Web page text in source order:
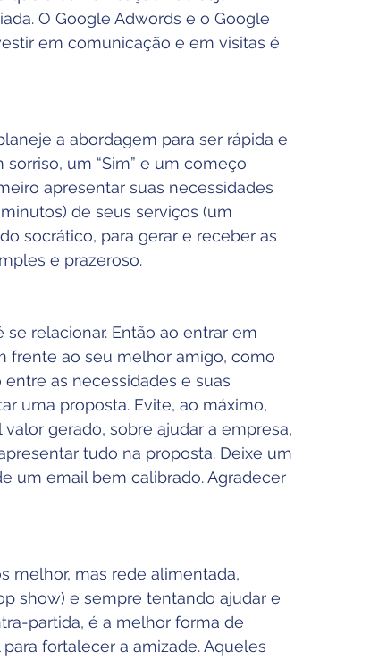
O Google Adwords e o Google
em comunicação e em visitas é
a abordagem para ser rápida e
um “Sim” e um começo
apresentar suas necessidades
de seus serviços (um
socrático, para gerar e receber as
e prazeroso.
relacionar. Então ao entrar em
frente ao seu melhor amigo, como
as necessidades e suas
uma proposta. Evite, ao máximo,
gerado, sobre ajudar a empresa,
tudo na proposta. Deixe um
um email bem calibrado. Agradecer
melhor, mas rede alimentada,
show) e sempre tentando ajudar e
partida, é a melhor forma de
fortalecer a amizade. Aqueles